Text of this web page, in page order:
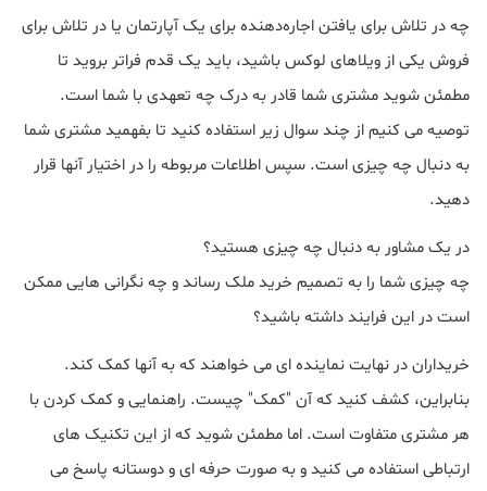
چه در تلاش برای یافتن اجاره‌دهنده برای یک آپارتمان یا در تلاش برای
فروش یکی از ویلاهای لوکس باشید، باید یک قدم فراتر بروید تا
مطمئن شوید مشتری شما قادر به درک چه تعهدی با شما است.
توصیه می کنیم از چند سوال زیر استفاده کنید تا بفهمید مشتری شما
به دنبال چه چیزی است. سپس اطلاعات مربوطه را در اختیار آنها قرار
دهید.
در یک مشاور به دنبال چه چیزی هستید؟
چه چیزی شما را به تصمیم خرید ملک رساند و چه نگرانی هایی ممکن
است در این فرایند داشته باشید؟
خریداران در نهایت نماینده ای می خواهند که به آنها کمک کند.
بنابراین، کشف کنید که آن "کمک" چیست. راهنمایی و کمک کردن با
هر مشتری متفاوت است. اما مطمئن شوید که از این تکنیک های
ارتباطی استفاده می کنید و به صورت حرفه ای و دوستانه پاسخ می